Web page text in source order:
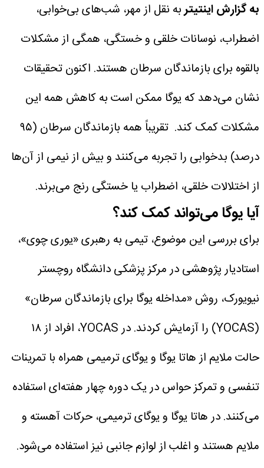
به گزارش اینتیتربه نقل از مهر، شب‌های بی‌خوابی،
اضطراب، نوسانات خلقی و خستگی، همگی از مشکلات
بالقوه برای بازماندگان سرطان هستند. اکنون تحقیقات
نشان می‌دهد که یوگا ممکن است به کاهش همه این
مشکلات کمک کند.
تقریباً همه بازماندگان سرطان (۹۵
درصد) بدخوابی را تجربه می‌کنند و بیش از نیمی از آن‌ها
از اختلالات خلقی، اضطراب یا خستگی رنج می‌برند.
آیا یوگا می‌تواند کمک کند؟
برای بررسی این موضوع، تیمی به رهبری «یوری چوی»،
استادیار پژوهشی در مرکز پزشکی دانشگاه روچستر
نیویورک، روش «مداخله یوگا برای بازماندگان سرطان»
(YOCAS) را آزمایش کردند.
در YOCAS، افراد از ۱۸
حالت ملایم از هاتا یوگا و یوگای ترمیمی همراه با تمرینات
تنفسی و تمرکز حواس در یک دوره چهار هفته‌ای استفاده
می‌کنند. در هاتا یوگا و یوگای ترمیمی، حرکات آهسته و
ملایم هستند و اغلب از لوازم جانبی نیز استفاده می‌شود.